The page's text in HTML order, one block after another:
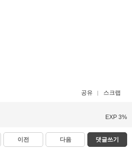
공유 스크랩
EXP 3%
이전 다음 댓글쓰기